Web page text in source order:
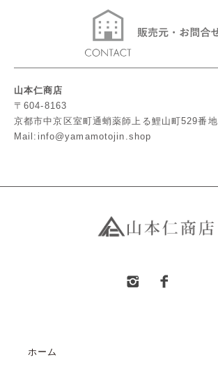
山本仁商店
〒604-8163
京都市中京区室町通蛸薬師上る鯉山町529番地
Mail:info@yamamotojin.shop
ホーム